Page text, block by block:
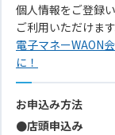
個人情報をご登録
ご利用いただけます
電子マネーWAON
に！
お申込み方法
●店頭申込み